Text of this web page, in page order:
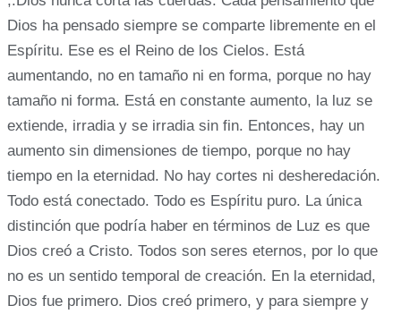
Dios ha pensado siempre se comparte libremente en el
Espíritu. Ese es el Reino de los Cielos. Está
aumentando, no en tamaño ni en forma, porque no hay
tamaño ni forma. Está en constante aumento, la luz se
extiende, irradia y se irradia sin fin. Entonces, hay un
aumento sin dimensiones de tiempo, porque no hay
tiempo en la eternidad. No hay cortes ni desheredación.
Todo está conectado. Todo es Espíritu puro. La única
distinción que podría haber en términos de Luz es que
Dios creó a Cristo. Todos son seres eternos, por lo que
no es un sentido temporal de creación. En la eternidad,
Dios fue primero. Dios creó primero, y para siempre y